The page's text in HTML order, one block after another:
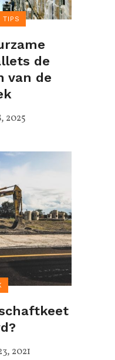
TIPS
de
van de
2025
2021